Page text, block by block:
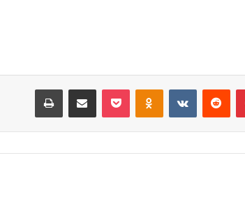
‫پین‌ترست ‫رددیت پاکت اشتراک گذاری از طریق ایمیل